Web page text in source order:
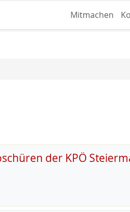
Mitmachen
der KPÖ